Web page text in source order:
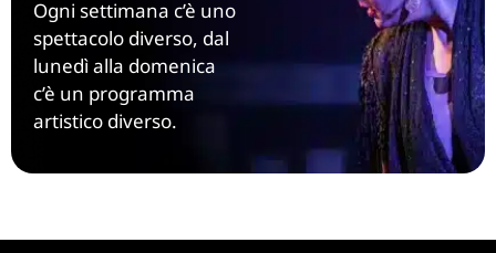
Ogni settimana c’è uno
spettacolo diverso, dal
lunedì alla domenica
c’è un programma
artistico diverso.